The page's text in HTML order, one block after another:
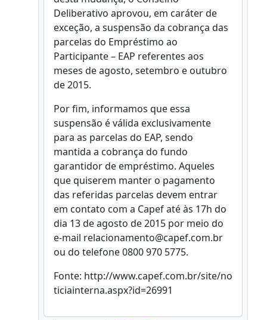
Deliberativo aprovou, em caráter de
exceção, a suspensão da cobrança das
parcelas do Empréstimo ao
Participante – EAP referentes aos
meses de agosto, setembro e outubro
de 2015.
Por fim, informamos que essa
suspensão é válida exclusivamente
para as parcelas do EAP, sendo
mantida a cobrança do fundo
garantidor de empréstimo. Aqueles
que quiserem manter o pagamento
das referidas parcelas devem entrar
em contato com a Capef até às 17h do
dia 13 de agosto de 2015 por meio do
e-mail relacionamento@capef.com.br
ou do telefone 0800 970 5775.
Fonte: http://www.capef.com.br/site/no
ticiainterna.aspx?id=26991